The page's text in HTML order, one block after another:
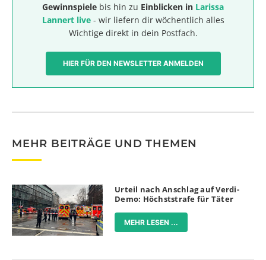
Gewinnspiele bis hin zu Einblicken in Larissa
Lannert live- wir liefern dir wöchentlich alles
Wichtige direkt in dein Postfach.
HIER FÜR DEN NEWSLETTER ANMELDEN
MEHR BEITRÄGE UND THEMEN
Urteil nach Anschlag auf Verdi-
Demo: Höchststrafe für Täter
MEHR LESEN ...